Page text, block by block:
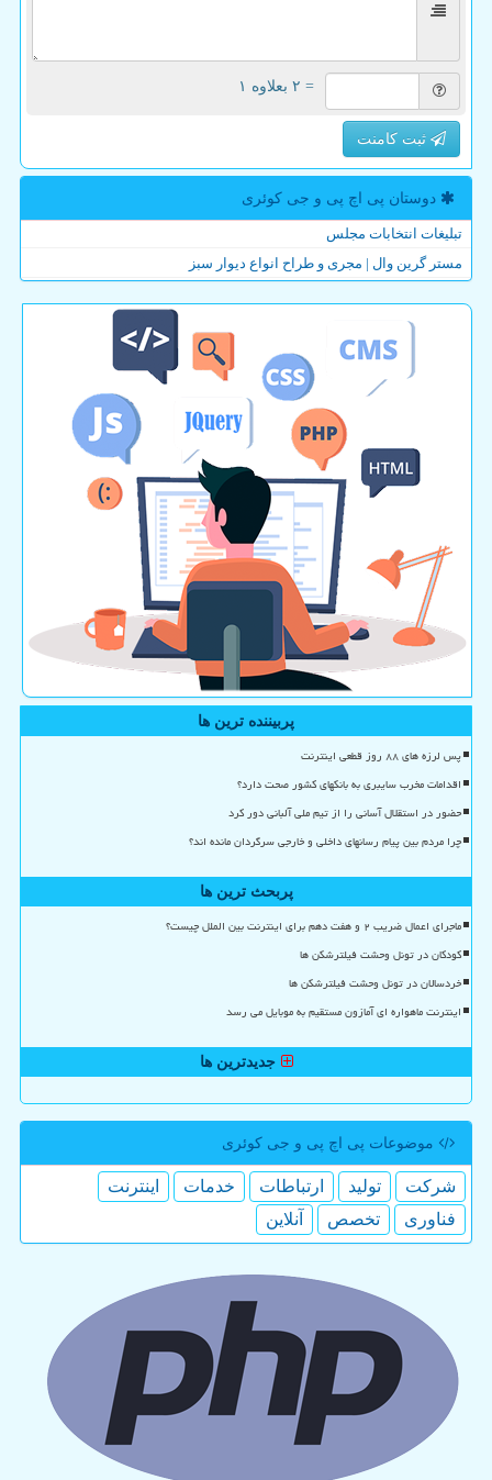
= ۲ بعلاوه ۱
ثبت کامنت
دوستان پی اچ پی و جی كوئری
تبلیغات انتخابات مجلس
مستر گرین وال | مجری و طراح انواع دیوار سبز
پربیننده ترین ها
پس لرزه های ۸۸ روز قطعی اینترنت
اقدامات مخرب سایبری به بانکهای کشور صحت دارد؟
حضور در استقلال آسانی را از تیم ملی آلبانی دور کرد
چرا مردم بین پیام رسانهای داخلی و خارجی سرگردان مانده اند؟
پربحث ترین ها
ماجرای اعمال ضریب ۲ و هفت دهم برای اینترنت بین الملل چیست؟
کودکان در تونل وحشت فیلترشکن ها
خردسالان در تونل وحشت فیلترشکن ها
اینترنت ماهواره ای آمازون مستقیم به موبایل می رسد
جدیدترین ها
موضوعات پی اچ پی و جی كوئری
شركت تولید ارتباطات خدمات
اینترنت
فناوری
تخصص آنلاین